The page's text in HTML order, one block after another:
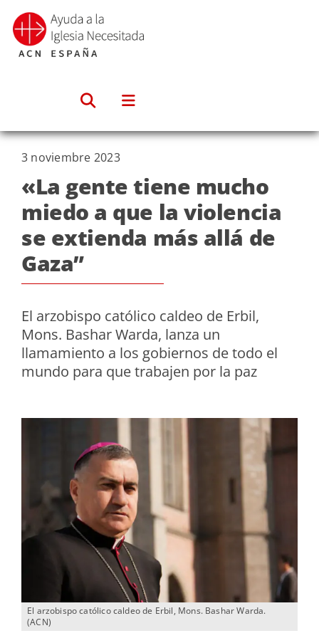
Saltar
contenido
El arzobispo católico caldeo de Erbil, Mons. Bashar Warda.
(ACN)
3 noviembre 2023
«La gente tiene mucho
miedo a que la violencia
se extienda más allá de
Gaza”
El arzobispo católico caldeo de Erbil,
Mons. Bashar Warda, lanza un
llamamiento a los gobiernos de todo el
mundo para que trabajen por la paz